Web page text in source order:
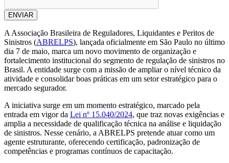
ENVIAR
A Associação Brasileira de Reguladores, Liquidantes e Peritos de
Sinistros (ABRELPS), lançada oficialmente em São Paulo no último
dia 7 de maio, marca um novo movimento de organização e
fortalecimento institucional do segmento de regulação de sinistros no
Brasil. A entidade surge com a missão de ampliar o nível técnico da
atividade e consolidar boas práticas em um setor estratégico para o
mercado segurador.
A iniciativa surge em um momento estratégico, marcado pela
entrada em vigor da Lei nº 15.040/2024, que traz novas exigências e
amplia a necessidade de qualificação técnica na análise e liquidação
de sinistros. Nesse cenário, a ABRELPS pretende atuar como um
agente estruturante, oferecendo certificação, padronização de
competências e programas contínuos de capacitação.